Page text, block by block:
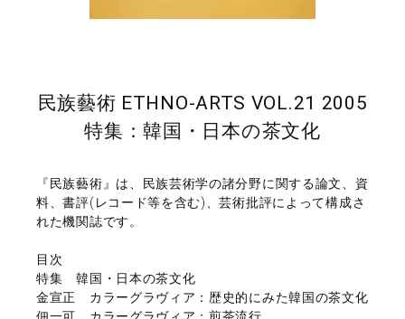
民族藝術 ETHNO-ARTS VOL.21 2005
特集：韓国・日本の茶文化
『民族藝術』は、民族芸術学の諸分野に関する論文、資
料、書評(レコード等を含む)、芸術批評によって構成さ
れた機関誌です。
目次
特集 韓国・日本の茶文化
金宣正 カラーグラヴィア：歴史的にみた韓国の茶文化
佃一可 カラーグラヴィア：煎茶流行